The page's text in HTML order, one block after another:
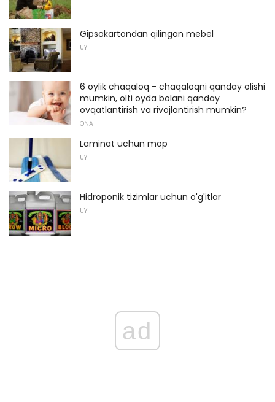
Gipsokartondan qilingan mebel
UY
6 oylik chaqaloq - chaqaloqni qanday olishi
mumkin, olti oyda bolani qanday
ovqatlantirish va rivojlantirish mumkin?
ONA
Laminat uchun mop
UY
Hidroponik tizimlar uchun o'g'itlar
UY
ad